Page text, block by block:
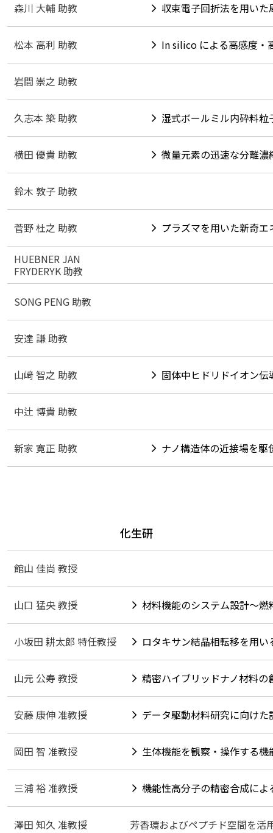
森川 大輔 助教 収束電子回折法を用い
松本 高利 助教 In silico による高感度・
岩間 崇之 助教
久志本 築 助教 湿式ボールミル内砕料
横田 優貴 助教 微量元素の迅速な分離濃
鈴木 敦子 助教
菅野 杜之 助教 プラズマを用いた新奇
HUEBNER JAN
FRYDERYK 助教
SONG PENG 助教
安達 謙 助教
山﨑 智之 助教 固体中ヒドリドイオン
中辻 博貴 助教
新家 寛正 助教 ナノ構造体の近接場を
化生研
館山 佳尚 教授
山口 猛央 教授 材料機能のシステム設計〜
小坂田 耕太郎 特任教授 ロタキサン結晶相転移を用
山元 公寿 教授 精密ハイブリッドナノ材料の
安藤 康伸 准教授 データ駆動材料研究に向け
岡田 智 准教授 生体機能を観察・操作する機
三浦 裕 准教授 機能性高分子の精密合成に
澤田 知久 准教授 芳香環およびペプチド空間を活